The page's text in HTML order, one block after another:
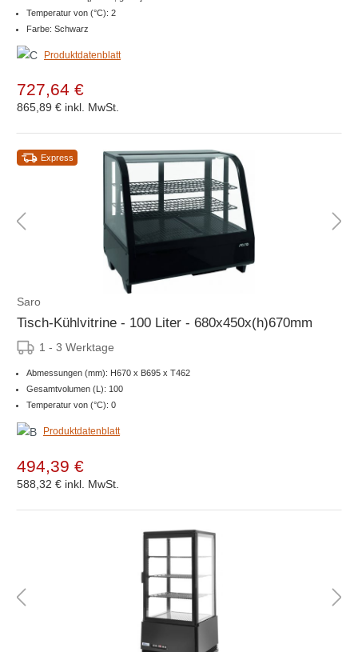
Temperatur von (°C): 2
Farbe: Schwarz
Produktdatenblatt
727,64 €
865,89 € inkl. MwSt.
Express
Saro
Tisch-Kühlvitrine - 100 Liter - 680x450x(h)670mm
1 - 3 Werktage
Abmessungen (mm): H670 x B695 x T462
Gesamtvolumen (L): 100
Temperatur von (°C): 0
Produktdatenblatt
494,39 €
588,32 € inkl. MwSt.